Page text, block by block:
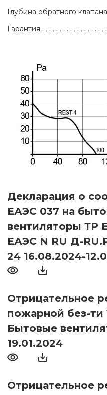
Глубина обратного
Гарантия
Декларация о
ЕАЭС 037 на
вентиляторы ТР
ЕАЭС N RU Д-
24 16.08.2024-
Отрицательное
пожарной без-
Бытовые
19.01.2024
Отрицательное